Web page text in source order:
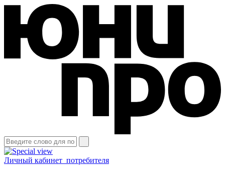
Личный кабинет потребителя